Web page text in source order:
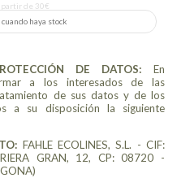
de 30€
DE DATOS: En
a los interesados de las
de sus datos y de los
a su disposición la siguiente
FAHLE ECOLINES, S.L. - CIF:
GRAN, 12, CP: 08720 -